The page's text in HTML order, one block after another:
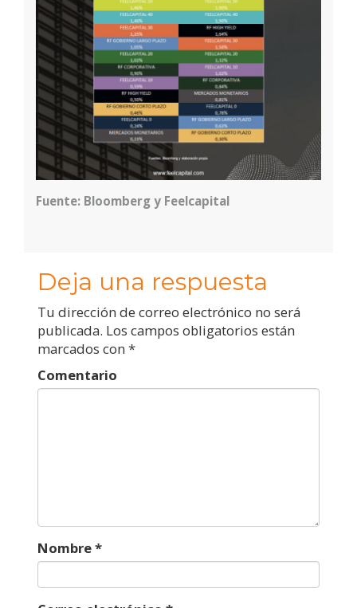
Fuente: Bloomberg y Feelcapital
Deja una respuesta
Tu dirección de correo electrónico no será
publicada. Los campos obligatorios están
marcados con *
Comentario
Nombre*